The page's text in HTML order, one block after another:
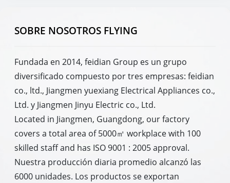
SOBRE NOSOTROS FLYING
Fundada en 2014, feidian Group es un grupo
diversificado compuesto por tres empresas: feidian
co., ltd., Jiangmen yuexiang Electrical Appliances co.,
Ltd. y Jiangmen Jinyu Electric co., Ltd.
Located in Jiangmen, Guangdong, our factory
covers a total area of 5000㎡ workplace with 100
skilled staff and has ISO 9001 : 2005 approval.
Nuestra producción diaria promedio alcanzó las
6000 unidades. Los productos se exportan